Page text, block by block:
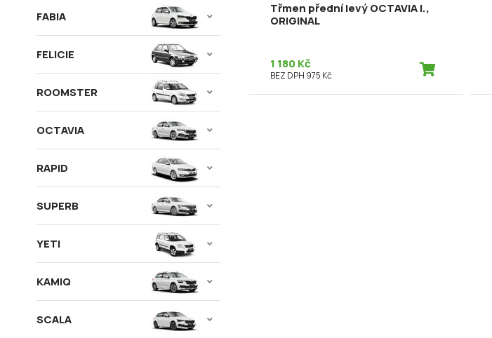
Třmen přední levý OCTAVIA I.,
ORIGINAL
1 180 Kč
BEZ DPH 975 Kč
FABIA
FELICIE
ROOMSTER
OCTAVIA
RAPID
SUPERB
YETI
KAMIQ
SCALA